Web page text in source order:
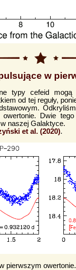
w
typy cefeid
od tej reguły,
Dwie
naszej Galaktyce.
et al. (2020).
pierwszym owertonie.